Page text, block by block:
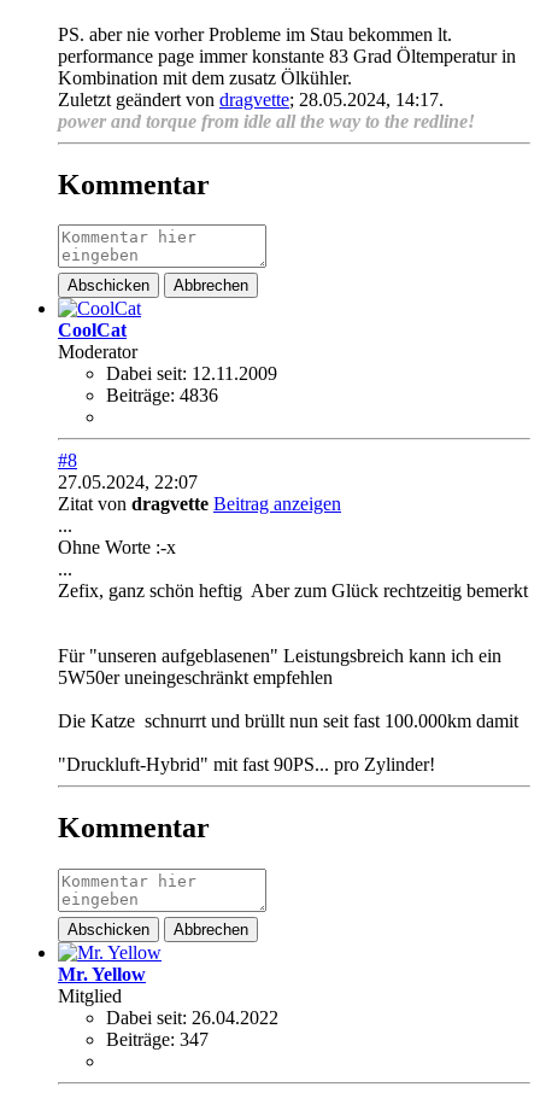
PS. aber nie vorher Probleme im Stau bekommen lt.
performance page immer konstante 83 Grad Öltemperatur in
Kombination mit dem zusatz Ölkühler.
Zuletzt geändert von dragvette; 28.05.2024, 14:17.
power and torque from idle all the way to the redline!
Kommentar
Abschicken Abbrechen
CoolCat
Moderator
Dabei seit: 12.11.2009
Beiträge: 4836
#8
27.05.2024, 22:07
Zitat von dragvette Beitrag anzeigen
...
Ohne Worte :-x
...
Zefix, ganz schön heftig Aber zum Glück rechtzeitig bemerkt
Für "unseren aufgeblasenen" Leistungsbreich kann ich ein
5W50er uneingeschränkt empfehlen
Die Katze schnurrt und brüllt nun seit fast 100.000km damit
"Druckluft-Hybrid" mit fast 90PS... pro Zylinder!
Kommentar
Abschicken Abbrechen
Mr. Yellow
Mitglied
Dabei seit: 26.04.2022
Beiträge: 347